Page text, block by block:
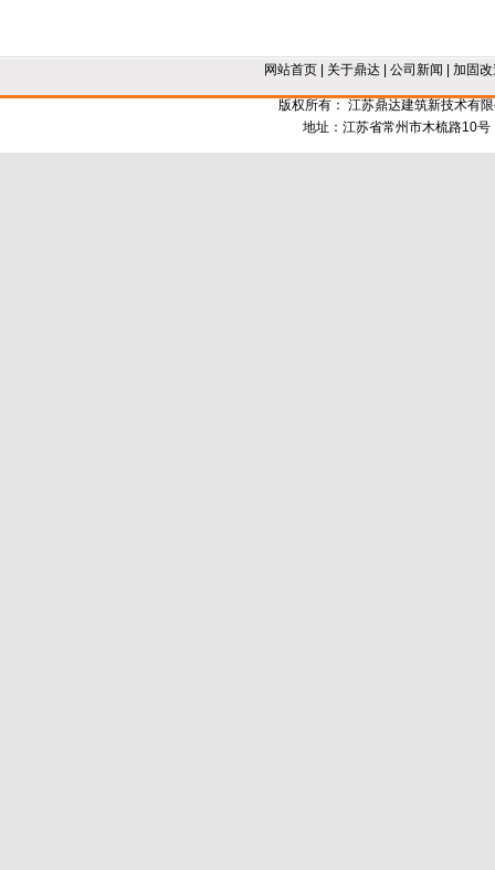
网站首页| 关于鼎达| 公司新闻 加固改
版权所有： 江苏鼎达建筑新技术有
地址：江苏省常州市木梳路